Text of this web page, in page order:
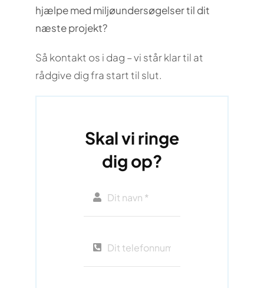
hjælpe med miljøundersøgelser til dit
næste projekt?
Så kontakt os i dag – vi står klar til at
rådgive dig fra start til slut.
Skal vi ringe
dig op?